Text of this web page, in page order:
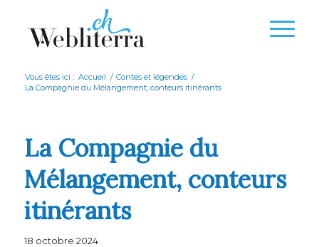
Vous êtes ici : Accueil / Contes et légendes /
La Compagnie du Mélangement, conteurs itinérants
La Compagnie du
Mélangement, conteurs
itinérants
18 octobre 2024